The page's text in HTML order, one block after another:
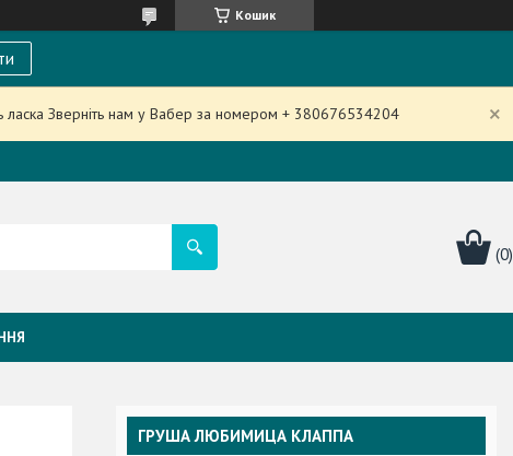
Кошик
Зверніть нам у Вабер за номером + 380676534204
ГРУША ЛЮБИМИЦА КЛАППА